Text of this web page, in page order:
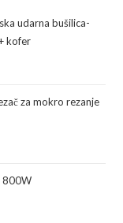
udarna bušilica-
kofer
za mokro rezanje
50.400,00 рсд.
800W